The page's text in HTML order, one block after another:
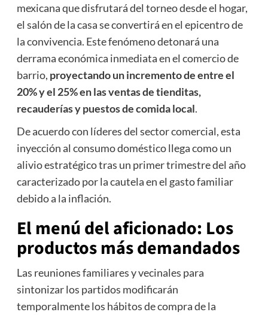
mexicana que disfrutará del torneo desde el hogar,
el salón de la casa se convertirá en el epicentro de
la convivencia. Este fenómeno detonará una
derrama económica inmediata en el comercio de
barrio, proyectando un incremento de entre el
20% y el 25% en las ventas de tienditas,
recauderías y puestos de comida local.
De acuerdo con líderes del sector comercial, esta
inyección al consumo doméstico llega como un
alivio estratégico tras un primer trimestre del año
caracterizado por la cautela en el gasto familiar
debido a la inflación.
El menú del aficionado: Los
productos más demandados
Las reuniones familiares y vecinales para
sintonizar los partidos modificarán
temporalmente los hábitos de compra de la